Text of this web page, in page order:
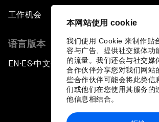
本网站使用 cookie
我们使用 Cookie 来制作贴
容与广告、提供社交媒体功
的流量。我们还会与社交媒
合作伙伴分享您对我们网站
些合作伙伴可能会将此类信
们或他们在您使用其服务的
他信息相结合。
工作机会
语言版本
EN ▪ES▪中文▪ 日本語